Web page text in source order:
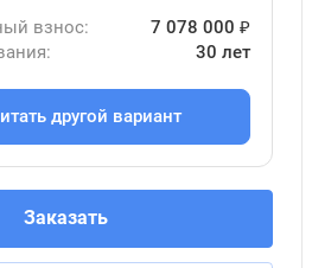
взнос:
7 078 000 ₽
30 лет
другой вариант
Заказать